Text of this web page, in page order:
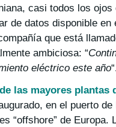
casi todos los
de datos disponible
que está
ambiciosa: “
eléctrico este año
las mayores
en el puerto
“offshore” de